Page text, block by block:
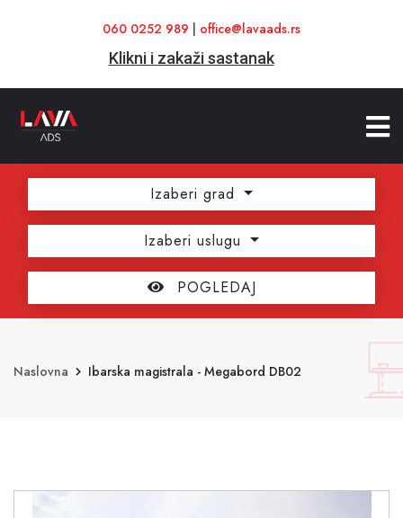
060 0252 989 office@lavaads.rs
Klikni i zakaži sastanak
Izaberi grad
Izaberi uslugu
POGLEDAJ
Naslovna Ibarska magistrala - Megabord DB02